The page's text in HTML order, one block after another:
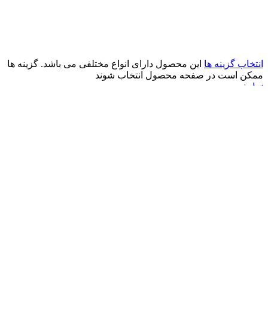
انتخاب گزینه ها این محصول دارای انواع مختلفی می باشد. گزینه ها
ممکن است در صفحه محصول انتخاب شوند
نمایش سریع